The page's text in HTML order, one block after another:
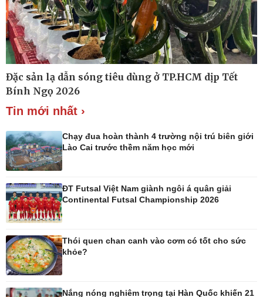
Việc làm
Biển đảo
Thế giới
Quan sát
Cuộc sống đó đây
Multimedia
Infographic
Kinh tế
Bất động sản
Khởi nghiệp
Thị trường
Tỷ giá
Đặc sản lạ dẫn sóng tiêu dùng ở TP.HCM dịp Tết
Bính Ngọ 2026
Tin mới nhất ›
Chạy đua hoàn thành 4 trường nội trú biên giới
Lào Cai trước thềm năm học mới
ĐT Futsal Việt Nam giành ngôi á quân giải
Continental Futsal Championship 2026
Thói quen chan canh vào cơm có tốt cho sức
khỏe?
Nắng nóng nghiêm trọng tại Hàn Quốc khiến 21